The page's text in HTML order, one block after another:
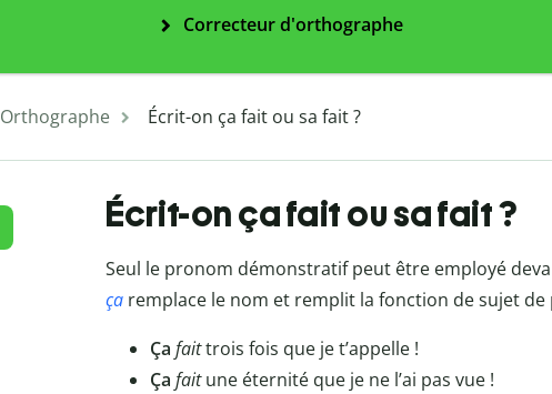
Correcteur d'orthographe
Orthographe Écrit-on ça fait ou sa fait ?
Écrit-on ça fait ou sa fait ?
Seul le pronom démonstratif peut être employé
çaremplace le nom et remplit la fonction de sujet de
Ça faittrois fois que je t’appelle !
Ça faitune éternité que je ne l’ai pas vue !